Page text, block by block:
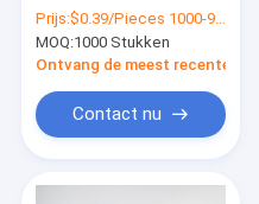
van het
Rechthoekserum
Flessen 100ml met
Prijs:$0.39/Pieces 1000-9999 Pieces
MOQ:1000 Stukken
Ontvang de meest recente Prijs
Contact nu